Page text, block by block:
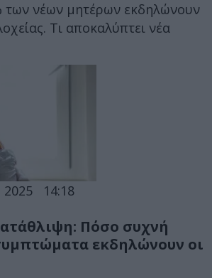
των νέων μητέρων εκδηλώνουν
Τι αποκαλύπτει νέα
2025 14:18
Πόσο συχνή
εκδηλώνουν οι